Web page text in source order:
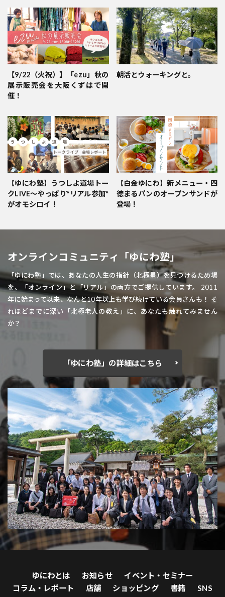
【9/22（火祝）】「ezu」秋の
展示販売会を大阪くずはで開
催！
朝活とウォーキングと。
【ゆにわ塾】うつしよ道場トー
クLIVE～やっぱり‶リアル参加‶
がオモシロイ！
【白金ゆにわ】新メニュー・四
徳まるパンのオープンサンドが
登場！
オンラインコミュニティ「ゆにわ塾」
「ゆにわ塾」では、あなたの人生の指針（北極星）を見つけるため場
を、「オンライン」と「リアル」の両方でご提供しています。 2011
年に始まって以来、なんと10年以上も学び続けている会員さんも！ そ
れほどまでに深い「北極老人の教え」に、あなたも触れてみません
か？
「ゆにわ塾」の詳細はこちら
ゆにわとは お知らせ
イベント・セミナー
コラム・レポート
店舗 ショッピング 書籍
SNS